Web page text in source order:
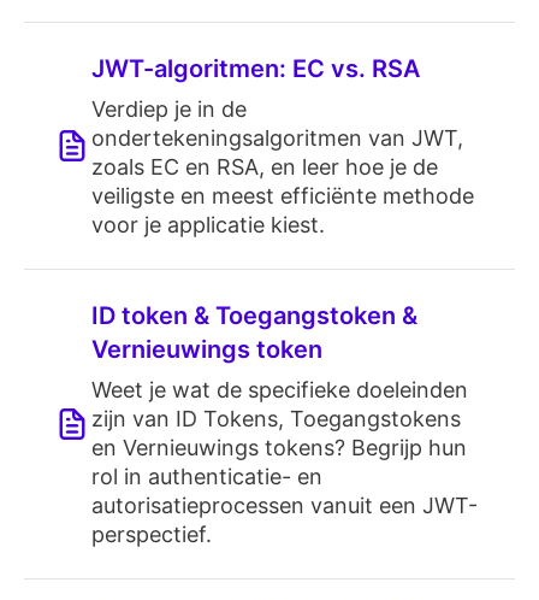
JWT-algoritmen: EC vs. RSA
Verdiep je in de
ondertekeningsalgoritmen van JWT,
zoals EC en RSA, en leer hoe je de
veiligste en meest efficiënte methode
voor je applicatie kiest.
ID token & Toegangstoken &
Vernieuwings token
Weet je wat de specifieke doeleinden
zijn van ID Tokens, Toegangstokens
en Vernieuwings tokens? Begrijp hun
rol in authenticatie- en
autorisatieprocessen vanuit een JWT-
perspectief.